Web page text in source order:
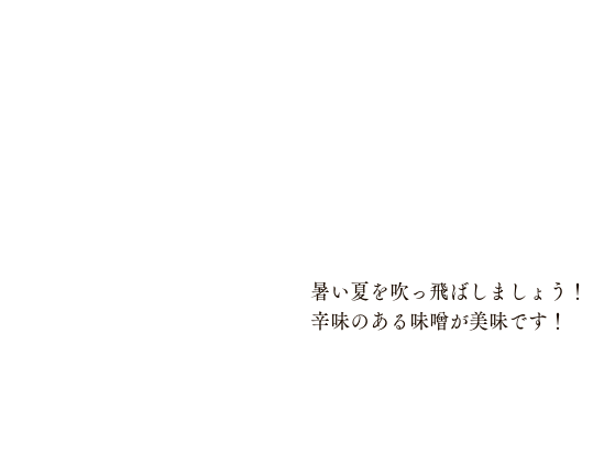
暑い夏を吹っ飛ばしましょう！
辛味のある味噌が美味です！